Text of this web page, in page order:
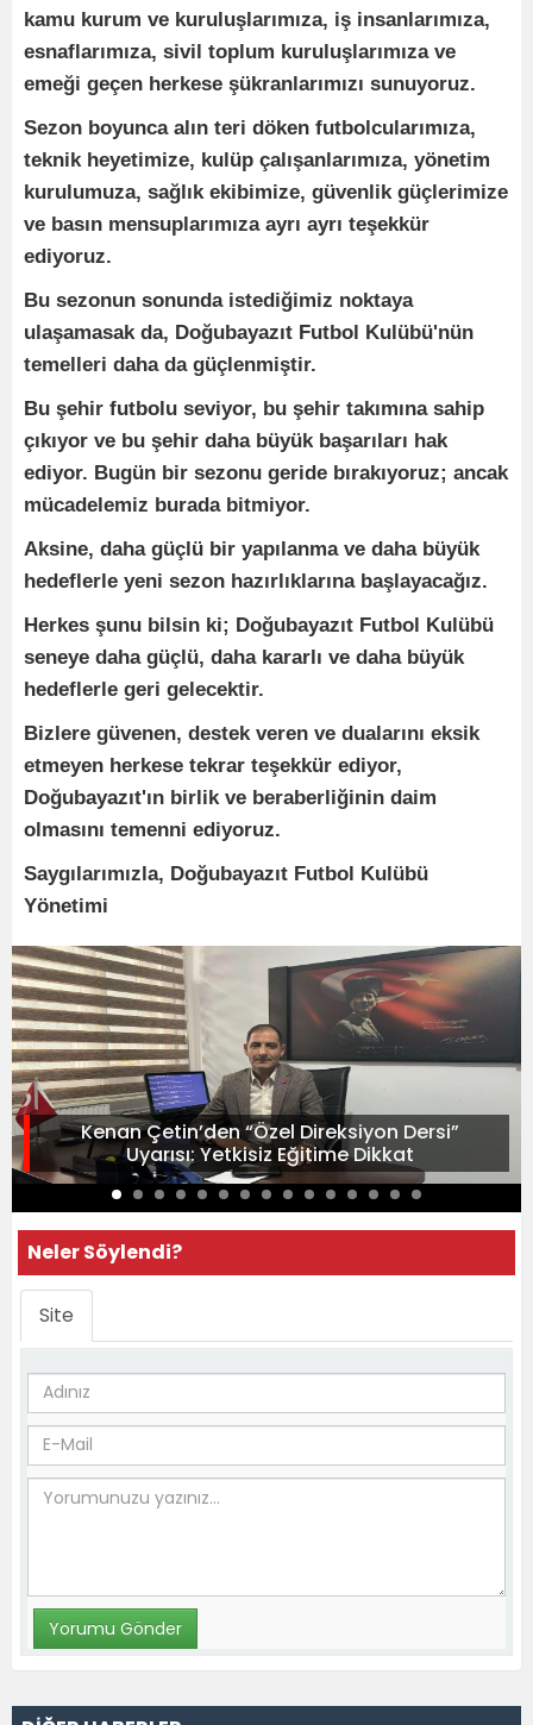
kamu kurum ve kuruluşlarımıza, iş insanlarımıza,
esnaflarımıza, sivil toplum kuruluşlarımıza ve
emeği geçen herkese şükranlarımızı sunuyoruz.
Sezon boyunca alın teri döken futbolcularımıza,
teknik heyetimize, kulüp çalışanlarımıza, yönetim
kurulumuza, sağlık ekibimize, güvenlik güçlerimize
ve basın mensuplarımıza ayrı ayrı teşekkür
ediyoruz.
Bu sezonun sonunda istediğimiz noktaya
ulaşamasak da, Doğubayazıt Futbol Kulübü'nün
temelleri daha da güçlenmiştir.
Bu şehir futbolu seviyor, bu şehir takımına sahip
çıkıyor ve bu şehir daha büyük başarıları hak
ediyor. Bugün bir sezonu geride bırakıyoruz; ancak
mücadelemiz burada bitmiyor.
Aksine, daha güçlü bir yapılanma ve daha büyük
hedeflerle yeni sezon hazırlıklarına başlayacağız.
Herkes şunu bilsin ki; Doğubayazıt Futbol Kulübü
seneye daha güçlü, daha kararlı ve daha büyük
hedeflerle geri gelecektir.
Bizlere güvenen, destek veren ve dualarını eksik
etmeyen herkese tekrar teşekkür ediyor,
Doğubayazıt'ın birlik ve beraberliğinin daim
olmasını temenni ediyoruz.
Saygılarımızla, Doğubayazıt Futbol Kulübü
Yönetimi
Kenan Çetin’den “Özel Direksiyon Dersi”
Uyarısı: Yetkisiz Eğitime Dikkat
Neler Söylendi?
Site